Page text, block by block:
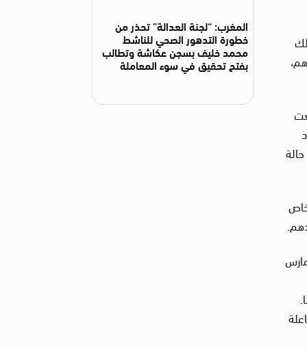
المغرب: “لجنة العدالة” تحذر من
خطورة التدهور الصحي للناشط
محمد خليف بسجن عكاشة وتطالب
بفتح تحقيق في سوء المعاملة